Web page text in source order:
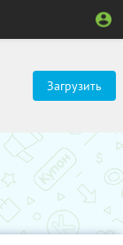
Загрузить